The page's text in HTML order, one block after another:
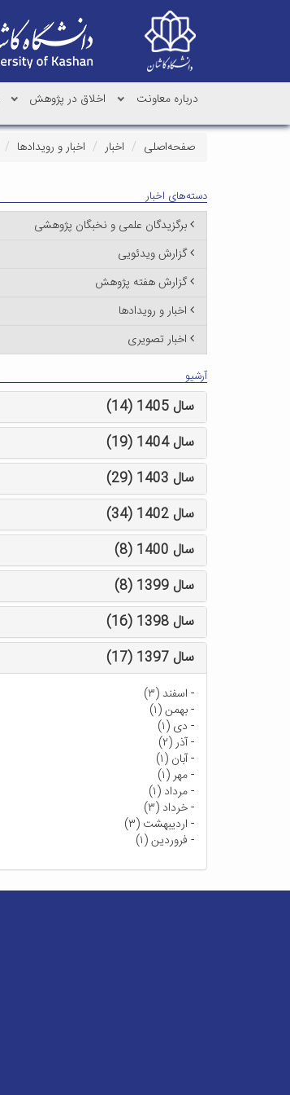
درباره معاونت اخلاق در پژوهش
صفحه‌اصلی اخبار اخبار و رویدادها
دسته‌های اخبار
برگزیدگان علمی و نخبگان پژوهشی
گزارش ویدئویی
گزارش هفته پژوهش
اخبار و رویدادها
اخبار تصویری
آرشیو
سال 1405 (14)
سال 1404 (19)
سال 1403 (29)
سال 1402 (34)
سال 1400 (8)
سال 1399 (8)
سال 1398 (16)
سال 1397 (17)
- اسفند (۳)
-بهمن (۱)
- دی (۱)
-آذر (۲)
-آبان (۱)
-مهر (۱)
-مرداد (۱)
-خرداد (۳)
- اردیبهشت (۳)
- فروردین (۱)